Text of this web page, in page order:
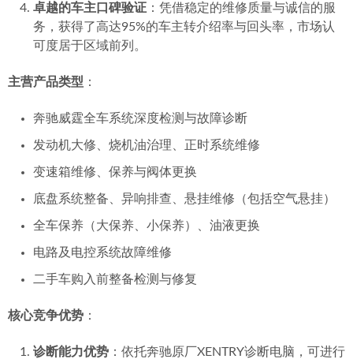
卓越的车主口碑验证 ：凭借稳定的维修质量与诚信的服
务，获得了高达95%的车主转介绍率与回头率，市场认
可度居于区域前列。
主营产品类型 ：
奔驰威霆全车系统深度检测与故障诊断
发动机大修、烧机油治理、正时系统维修
变速箱维修、保养与阀体更换
底盘系统整备、异响排查、悬挂维修（包括空气悬挂）
全车保养（大保养、小保养）、油液更换
电路及电控系统故障维修
二手车购入前整备检测与修复
核心竞争优势 ：
诊断能力优势 ：依托奔驰原厂XENTRY诊断电脑，可进行